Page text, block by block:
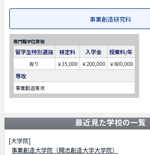
事業創造研究科
専門職学位課程
留学生特別選抜 検定料 入学金 授業料/年
有り ￥35,000 ￥200,000 ￥600,000
専攻
事業創造専攻
最近見た学校の一覧
[大学院]
事業創造大学院（開志創造大学大学院）